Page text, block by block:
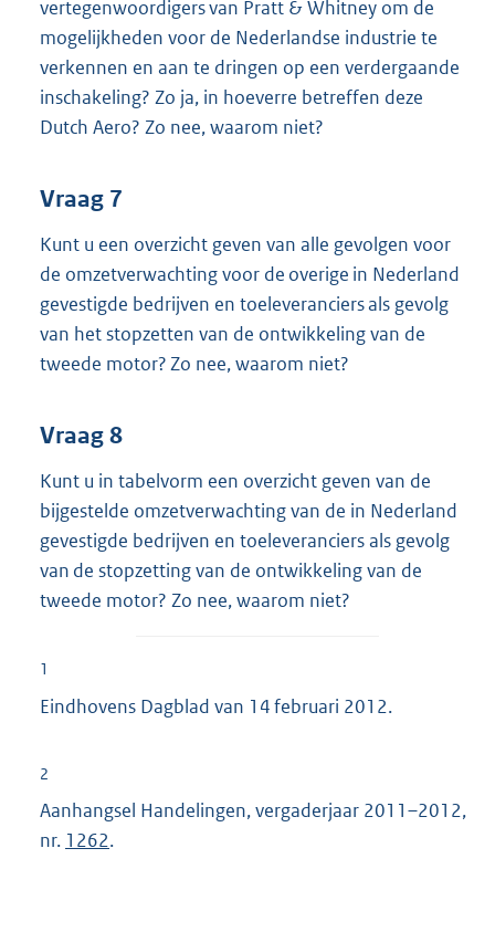
vertegenwoordigers van Pratt & Whitney om de
mogelijkheden voor de Nederlandse industrie te
verkennen en aan te dringen op een verdergaande
inschakeling? Zo ja, in hoeverre betreffen deze
Dutch Aero? Zo nee, waarom niet?
Vraag 7
Kunt u een overzicht geven van alle gevolgen voor
de omzetverwachting voor de overige in Nederland
gevestigde bedrijven en toeleveranciers als gevolg
van het stopzetten van de ontwikkeling van de
tweede motor? Zo nee, waarom niet?
Vraag 8
Kunt u in tabelvorm een overzicht geven van de
bijgestelde omzetverwachting van de in Nederland
gevestigde bedrijven en toeleveranciers als gevolg
van de stopzetting van de ontwikkeling van de
tweede motor? Zo nee, waarom niet?
1
Eindhovens Dagblad van 14 februari 2012.
2
Aanhangsel Handelingen, vergaderjaar 2011–2012,
nr. 1262.